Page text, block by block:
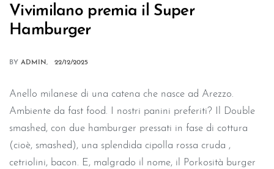
Vivimilano premia il Super
Hamburger
BY ADMIN 22/12/2025
Anello milanese di una catena che nasce ad Arezzo.
Ambiente da fast food. I nostri panini preferiti? Il Double
smashed, con due hamburger pressati in fase di cottura
(cioè, smashed), una splendida cipolla rossa cruda ,
cetriolini, bacon. E, malgrado il nome, il Porkosità burger